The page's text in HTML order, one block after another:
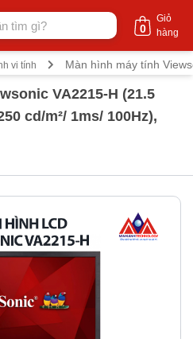
Giỏ
hàng
0
vi tính Màn hình máy tính
VA2215-H (21.5
cd/m²/ 1ms/ 100Hz),